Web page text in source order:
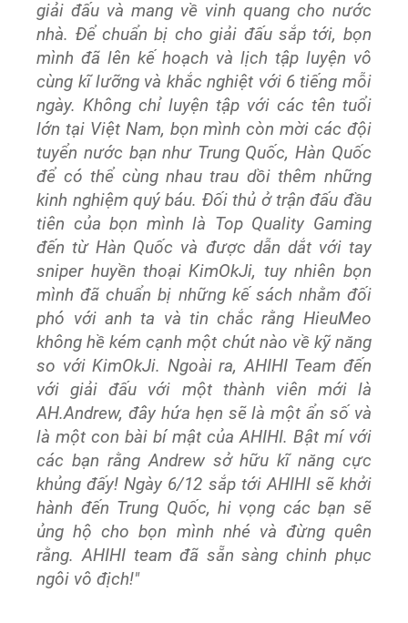
giải đấu và mang về vinh quang cho nước
nhà. Để chuẩn bị cho giải đấu sắp tới, bọn
mình đã lên kế hoạch và lịch tập luyện vô
cùng kĩ lưỡng và khắc nghiệt với 6 tiếng mỗi
ngày. Không chỉ luyện tập với các tên tuổi
lớn tại Việt Nam, bọn mình còn mời các đội
tuyển nước bạn như Trung Quốc, Hàn Quốc
để có thể cùng nhau trau dồi thêm những
kinh nghiệm quý báu. Đối thủ ở trận đấu đầu
tiên của bọn mình là Top Quality Gaming
đến từ Hàn Quốc và được dẫn dắt với tay
sniper huyền thoại KimOkJi, tuy nhiên bọn
mình đã chuẩn bị những kế sách nhằm đối
phó với anh ta và tin chắc rằng HieuMeo
không hề kém cạnh một chút nào về kỹ năng
so với KimOkJi. Ngoài ra, AHIHI Team đến
với giải đấu với một thành viên mới là
AH.Andrew, đây hứa hẹn sẽ là một ẩn số và
là một con bài bí mật của AHIHI. Bật mí với
các bạn rằng Andrew sở hữu kĩ năng cực
khủng đấy! Ngày 6/12 sắp tới AHIHI sẽ khởi
hành đến Trung Quốc, hi vọng các bạn sẽ
ủng hộ cho bọn mình nhé và đừng quên
rằng. AHIHI team đã sẵn sàng chinh phục
ngôi vô địch!"